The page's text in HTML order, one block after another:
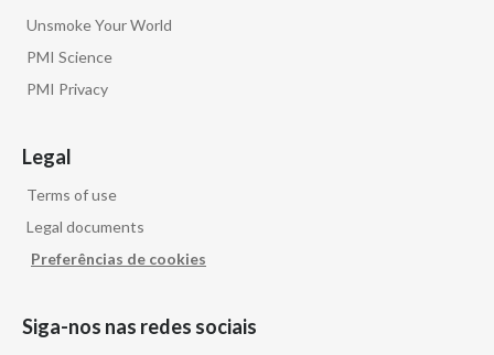
Unsmoke Your World
PMI Science
PMI Privacy
Legal
Terms of use
Legal documents
Preferências de cookies
Siga-nos nas redes sociais